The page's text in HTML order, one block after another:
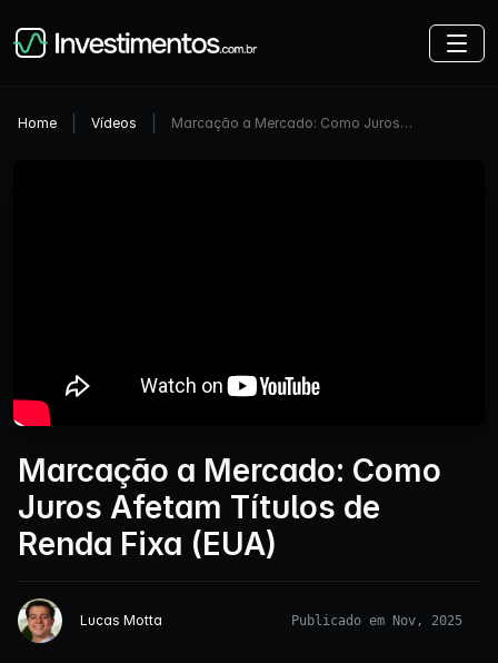
Home Vídeos Marcação a Mercado: Como Juros…
Marcação a Mercado: Como
Juros Afetam Títulos de
Renda Fixa (EUA)
Lucas Motta Publicado em Nov, 2025